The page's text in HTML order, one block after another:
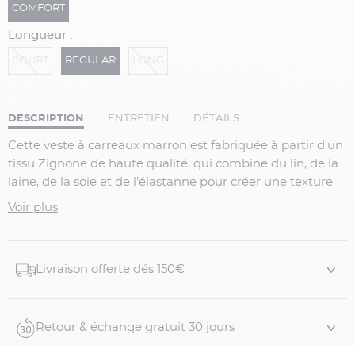
COMFORT
Longueur :
REGULAR
DESCRIPTION ENTRETIEN DÉTAILS
Cette veste à carreaux marron est fabriquée à partir d'un
tissu Zignone de haute qualité, qui combine du lin, de la
laine, de la soie et de l'élastanne pour créer une texture
douce et légèrement extensible. Le lin donne à la veste
assure une excellente extensibilité et un confort maximal.
Voir plus
Livraison offerte dés 150€
Retour & échange gratuit 30 jours